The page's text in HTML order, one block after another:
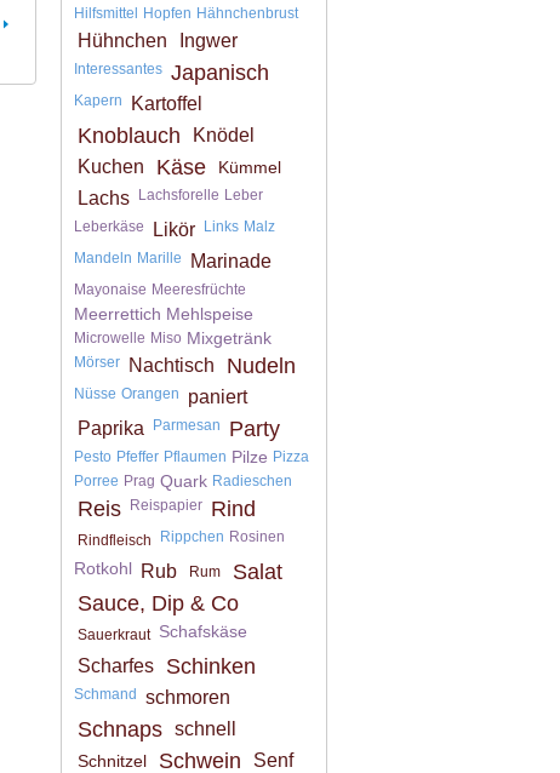
Hilfsmittel
Hopfen Hähnchenbrust
Hühnchen Ingwer
Interessantes Japanisch
Kapern Kartoffel
Knoblauch
Knödel
Kuchen
Käse Kümmel
Lachs Lachsforelle Leber
Leberkäse
Likör Links Malz
Mandeln Marille Marinade
Mayonaise Meeresfrüchte
Meerrettich Mehlspeise
Microwelle Miso Mixgetränk
Mörser Nachtisch Nudeln
Nüsse Orangen
paniert
Paprika
Parmesan Party
Pesto Pfeffer Pflaumen Pilze Pizza
Porree Prag Quark Radieschen
Reis Reispapier Rind
Rindfleisch Rippchen Rosinen
Rotkohl Rub Rum
Salat
Sauce, Dip & Co
Sauerkraut Schafskäse
Scharfes Schinken
Schmand schmoren
Schnaps schnell
Schnitzel Schwein Senf